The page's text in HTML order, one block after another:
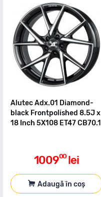
Alutec Adx.01 Diamond-
black Frontpolished 8.5J x
18 Inch 5X108 ET47 CB70.1
100900 lei
Adaugă în coș